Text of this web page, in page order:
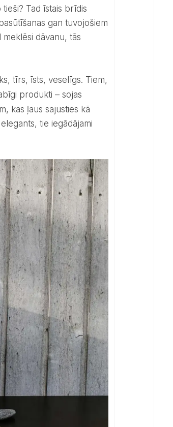
Tad īstais brīdis
gan tuvojošiem
dāvanu, tās
produkti – sojas
kas ļaus sajusties kā
tie iegādājami